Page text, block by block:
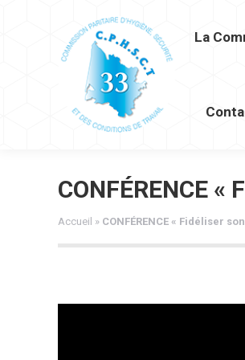
La
CONFÉRENCE «
Accueil » CONFÉRENCE « Fidéliser
La Commission